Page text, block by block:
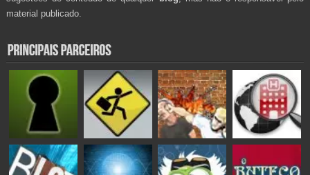
material publicado.